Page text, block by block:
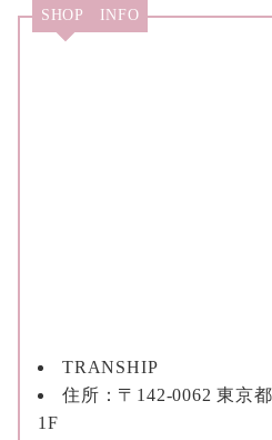
SHOP INFO
TRANSHIP
住所：〒142-0062 東京
1F